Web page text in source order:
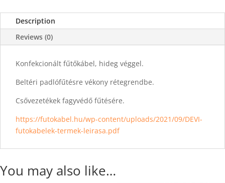
Description
Reviews (0)
Konfekcionált fűtőkábel, hideg véggel.
Beltéri padlófűtésre vékony rétegrendbe.
Csővezetékek fagyvédő fűtésére.
https://futokabel.hu/wp-content/uploads/2021/09/DEVI-
futokabelek-termek-leirasa.pdf
You may also like…